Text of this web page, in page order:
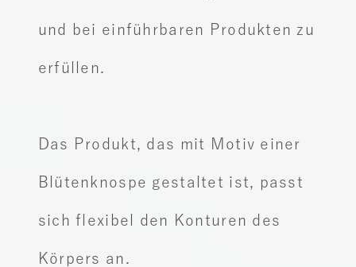
und bei einführbaren Produkten zu
erfüllen.
Das Produkt, das mit Motiv einer
Blütenknospe gestaltet ist, passt
sich flexibel den Konturen des
Körpers an.